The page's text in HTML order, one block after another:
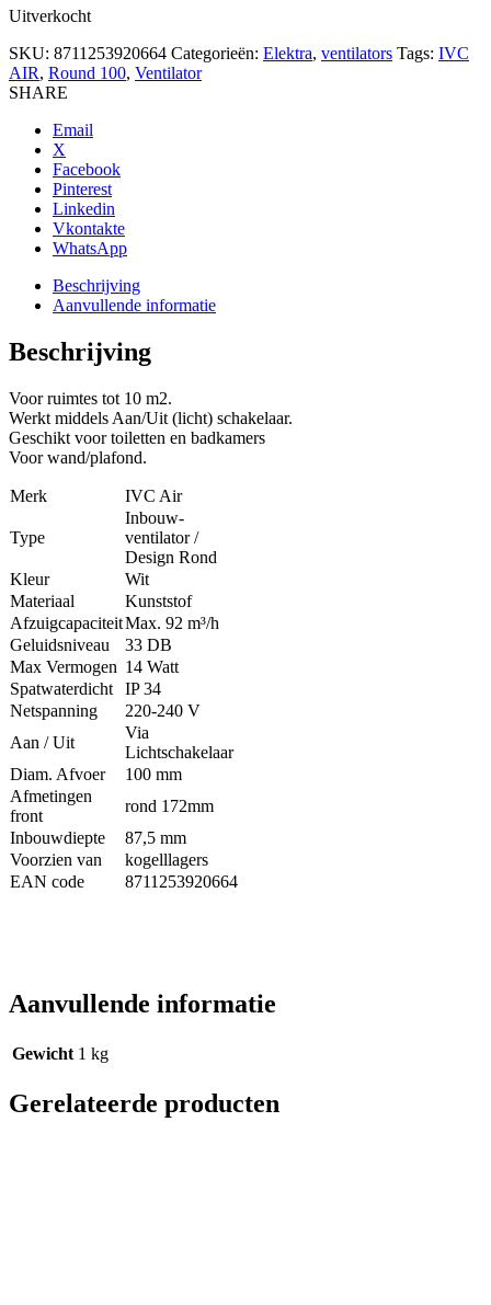
Uitverkocht
SKU: 8711253920664 Categorieën: Elektra, ventilators Tags: IVC
AIR, Round 100, Ventilator
SHARE
Email
X
Facebook
Pinterest
Linkedin
Vkontakte
WhatsApp
Beschrijving
Aanvullende informatie
Beschrijving
Voor ruimtes tot 10 m2.
Werkt middels Aan/Uit (licht) schakelaar.
Geschikt voor toiletten en badkamers
Voor wand/plafond.
Merk IVC Air
Type
Inbouw-
ventilator /
Design Rond
Kleur
Wit
Materiaal
Kunststof
AfzuigcapaciteitMax. 92 m³/h
Geluidsniveau
33 DB
Max Vermogen 14 Watt
Spatwaterdicht
IP 34
Netspanning
220-240 V
Aan / Uit
Via
Lichtschakelaar
Diam. Afvoer
100 mm
Afmetingen
front
rond 172mm
Inbouwdiepte
87,5 mm
Voorzien van
kogelllagers
EAN code
8711253920664
Aanvullende informatie
Gewicht 1 kg
Gerelateerde producten